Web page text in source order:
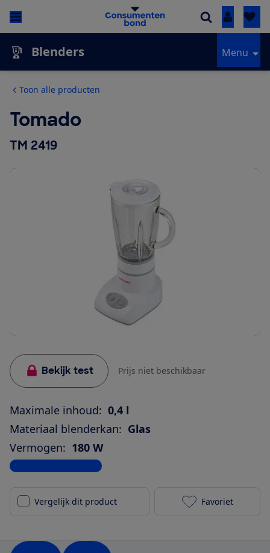
Inloggen
Blenders Menu
Toon alle producten
Tomado
TM 2419
Bekijk test Prijs niet beschikbaar
Maximale inhoud: 0,4 l
Materiaal blenderkan: Glas
Vermogen: 180 W
Bekijk alle specificaties
Vergelijk dit product Tomado TM
Favoriet